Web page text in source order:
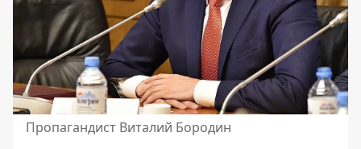
Пропагандист Виталий Бородин